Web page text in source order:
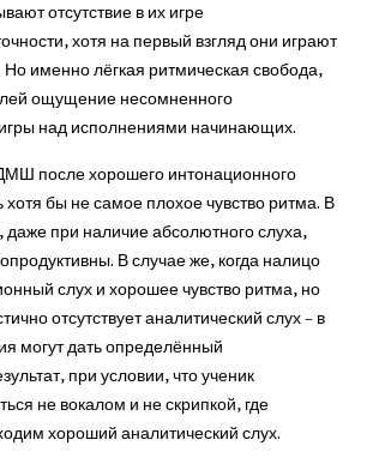
отсутствие в их игре
хотя на первый взгляд они играют
Но именно лёгкая ритмическая свобода,
ощущение несомненного
над исполнениями начинающих.
после хорошего интонационного
хотя бы не самое плохое чувство ритма. В
даже при наличие абсолютного слуха,
В случае же, когда налицо
слух и хорошее чувство ритма, но
отсутствует аналитический слух – в
могут дать определённый
при условии, что ученик
не вокалом и не скрипкой, где
хороший аналитический слух.